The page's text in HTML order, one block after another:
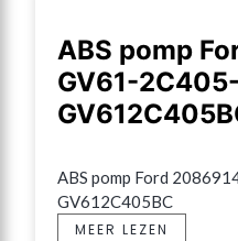
ABS pomp
GV61-
ABS pomp Ford
GV612C405BC
MEER LEZEN